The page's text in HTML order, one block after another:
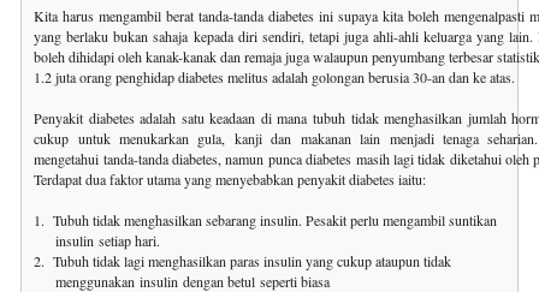
Kita harus mengambil berat tanda-tanda diabetes ini supaya kita boleh mengenalpasti
yang berlaku bukan sahaja kepada diri sendiri, tetapi juga ahli-ahli keluarga yang lain.
boleh dihidapi oleh kanak-kanak dan remaja juga walaupun penyumbang terbesar
1.2 juta orang penghidap diabetes melitus adalah golongan berusia 30-an dan ke atas.
Penyakit diabetes adalah satu keadaan di mana tubuh tidak menghasilkan jumlah
cukup untuk menukarkan gula, kanji dan makanan lain menjadi tenaga
mengetahui tanda-tanda diabetes, namun punca diabetes masih lagi tidak diketahui oleh
Terdapat dua faktor utama yang menyebabkan penyakit diabetes iaitu:
1. Tubuh tidak menghasilkan sebarang insulin. Pesakit perlu mengambil suntikan
insulinsetiap hari.
2. Tubuh tidak lagi menghasilkan paras insulin yang cukup ataupun tidak
menggunakaninsulindengan betul seperti biasa